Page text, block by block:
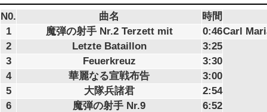
N0. 曲名
時間
1
魔弾の射手 Nr.2 Terzett mit 0:46Carl
2
Letzte Bataillon
3:25
3
Feuerkreuz
3:30
4
華麗なる宣戦布告
3:00
5
大隊兵諸君
2:54
6
魔弾の射手 Nr.9
6:52